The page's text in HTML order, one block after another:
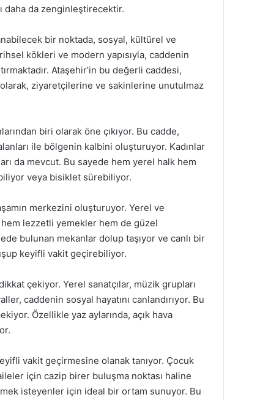
daha da zenginleştirecektir.
bir noktada, sosyal, kültürel ve
kökleri ve modern yapısıyla, caddenin
Ataşehir’in bu değerli caddesi,
olarak, ziyaretçilerine ve sakinlerine unutulmaz
biri olarak öne çıkıyor. Bu cadde,
ile bölgenin kalbini oluşturuyor. Kadınlar
da mevcut. Bu sayede hem yerel halk hem
veya bisiklet sürebiliyor.
merkezini oluşturuyor. Yerel ve
lezzetli yemekler hem de güzel
bulunan mekanlar dolup taşıyor ve canlı bir
keyifli vakit geçirebiliyor.
çekiyor. Yerel sanatçılar, müzik grupları
caddenin sosyal hayatını canlandırıyor. Bu
Özellikle yaz aylarında, açık hava
vakit geçirmesine olanak tanıyor. Çocuk
için cazip birer buluşma noktası haline
isteyenler için ideal bir ortam sunuyor. Bu